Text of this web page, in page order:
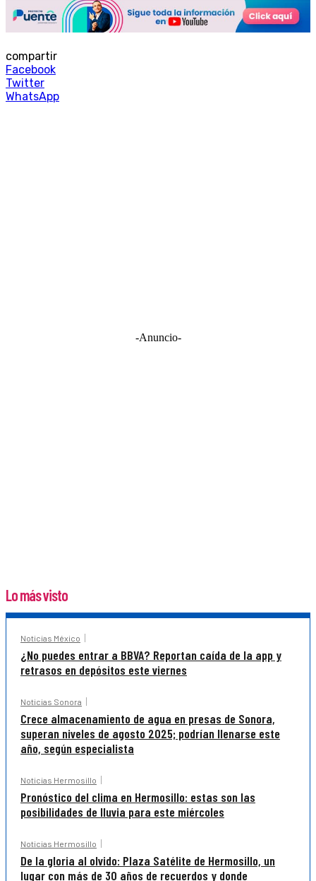
compartir
Facebook
Twitter
WhatsApp
-Anuncio-
Lo más visto
Noticias México
¿No puedes entrar a BBVA? Reportan caída de la app y
retrasos en depósitos este viernes
Noticias Sonora
Crece almacenamiento de agua en presas de Sonora,
superan niveles de agosto 2025; podrían llenarse este
año, según especialista
Noticias Hermosillo
Pronóstico del clima en Hermosillo: estas son las
posibilidades de lluvia para este miércoles
Noticias Hermosillo
De la gloria al olvido: Plaza Satélite de Hermosillo, un
lugar con más de 30 años de recuerdos y donde